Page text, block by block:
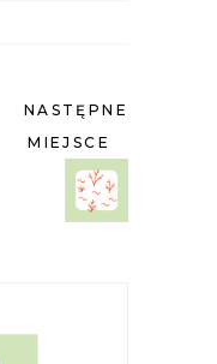
NASTĘPNE
MIEJSCE